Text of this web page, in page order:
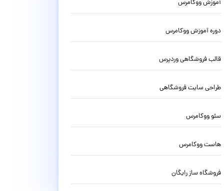
آموزش ووکامرس
دوره آموزش ووکامرس
قالب فروشگاهی وردپرس
طراحی سایت فروشگاهی
سئو ووکامرس
هاست ووکامرس
فروشگاه ساز رایگان